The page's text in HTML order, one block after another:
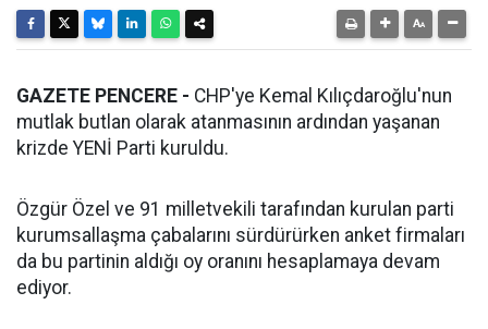
GAZETE PENCERE - CHP'ye Kemal Kılıçdaroğlu'nun
mutlak butlan olarak atanmasının ardından yaşanan
krizde YENİ Parti kuruldu.
Özgür Özel ve 91 milletvekili tarafından kurulan parti
kurumsallaşma çabalarını sürdürürken anket firmaları
da bu partinin aldığı oy oranını hesaplamaya devam
ediyor.